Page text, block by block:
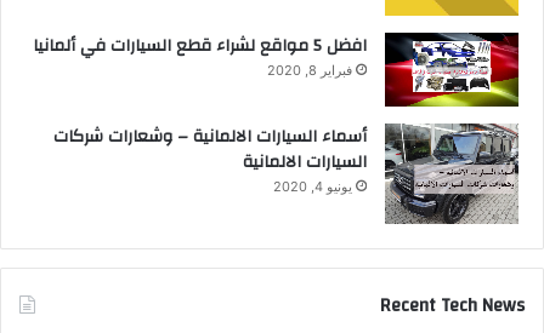
افضل 5 مواقع لشراء قطع السيارات في ألمانيا
فبراير 8, 2020
أسماء السيارات الالمانية – وشعارات شركات
السيارات الالمانية
يونيو 4, 2020
Recent Tech News